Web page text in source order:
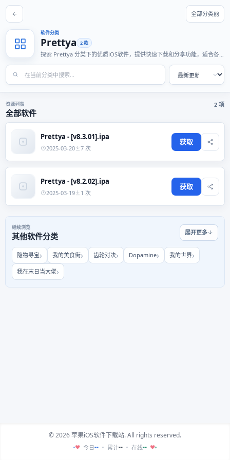
全部分类
软件分类
Prettya 2 款
探索 Prettya 分类下的优质iOS软件，提供快速下载和分享功能，适合各
资源列表
全部软件
2 项
Prettya - [v8.3.01].ipa
2025-03-20 7 次
获取
Prettya - [v8.2.02].ipa
2025-03-19 1 次
获取
继续浏览
其他软件分类 展开更多
隐物寻宝 我的美食街 齿轮对决 Dopamine 我的世界
我在末日当大佬
© 2026 苹果iOS软件下载站. All rights reserved.
♥ 今日-- 累计-- 在线-- ♥